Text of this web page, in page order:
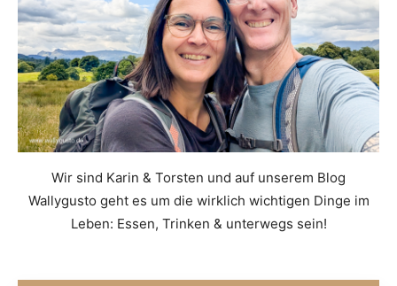
Wir sind Karin & Torsten und auf unserem Blog
Wallygusto geht es um die wirklich wichtigen Dinge im
Leben: Essen, Trinken & unterwegs sein!